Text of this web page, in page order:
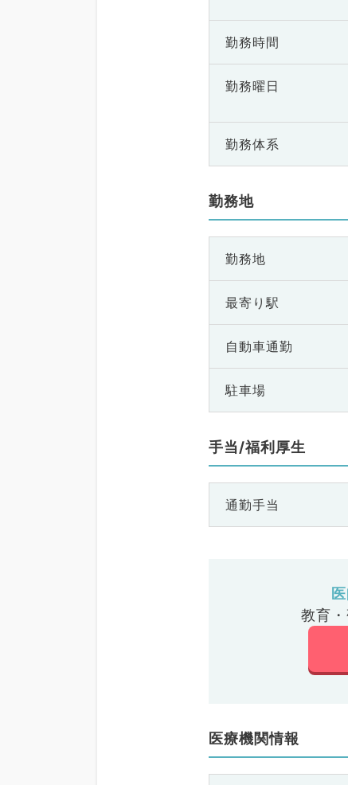
勤務時間
勤務曜日
勤務体系
勤務地
勤務地
最寄り駅
自動車通勤
駐車場
手当/福利厚生
通勤手当
教育
医療機関情報